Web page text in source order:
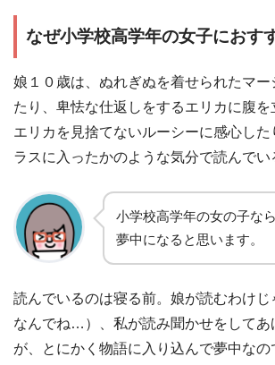
なぜ小学校高学年の女子におす
娘１０歳は、ぬれぎぬを着せられたマー
たり、卑怯な仕返しをするエリカに腹
エリカを見捨てないルーシーに感心した
ラスに入ったかのような気分で読んでい
小学校高学年の女の子な
夢中になると思います。
読んでいるのは寝る前。娘が読むわけじ
なんでね…）、私が読み聞かせをしてあ
が、とにかく物語に入り込んで夢中なの